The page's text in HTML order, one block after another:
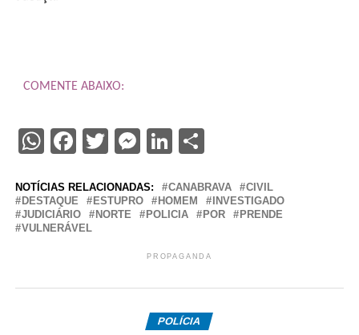
COMENTE ABAIXO:
WhatsApp
Facebook
Twitter
Messenger
LinkedIn
Share
NOTÍCIAS RELACIONADAS: CANABRAVA
CIVIL
DESTAQUE
ESTUPRO HOMEM
INVESTIGADO
JUDICIÁRIO
NORTE POLICIA POR
PRENDE
VULNERÁVEL
PROPAGANDA
POLÍCIA